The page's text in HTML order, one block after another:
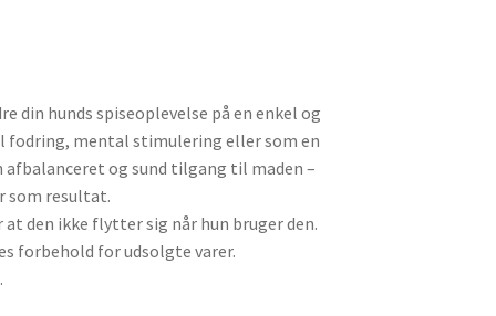
din hunds spiseoplevelse på en enkel og
fodring, mental stimulering eller som en
og sund tilgang til maden –
som resultat.
den ikke flytter sig når hun bruger den.
forbehold for udsolgte varer.